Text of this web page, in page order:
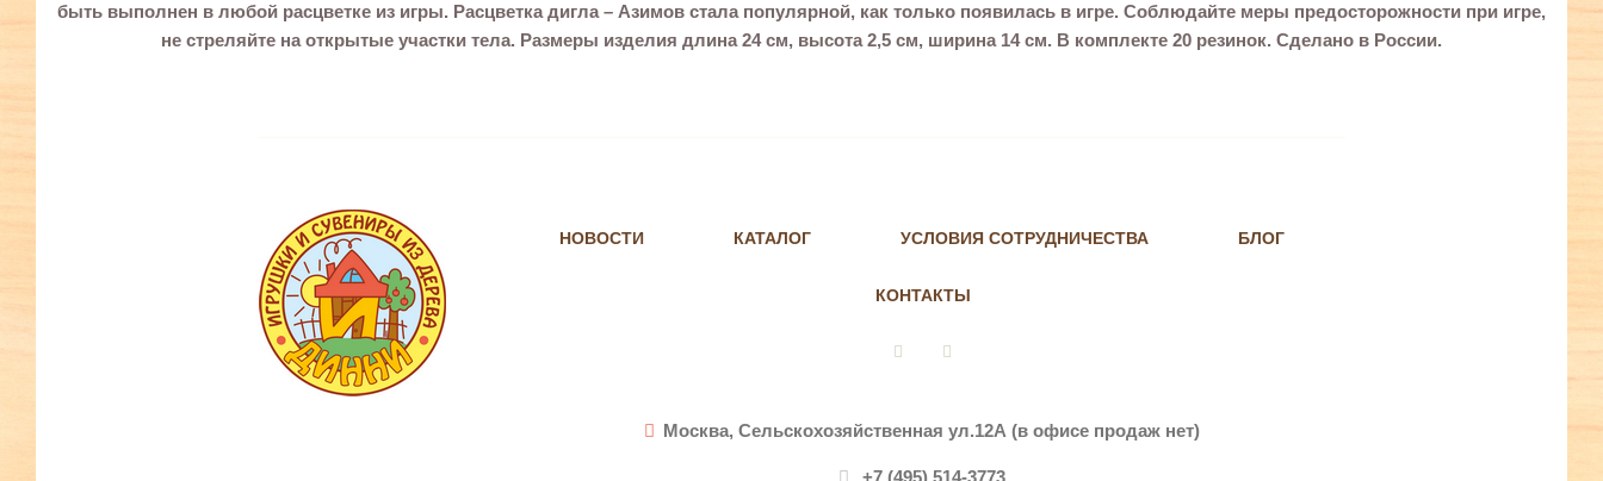
быть выполнен в любой расцветке из игры. Расцветка дигла – Азимов стала популярной, как только появилась в игре. Соблюдайте меры предосторожности при игре,
не стреляйте на открытые участки тела. Размеры изделия длина 24 см, высота 2,5 см, ширина 14 см. В комплекте 20 резинок. Сделано в России.
НОВОСТИ КАТАЛОГ УСЛОВИЯ СОТРУДНИЧЕСТВА БЛОГ
КОНТАКТЫ
Москва, Сельскохозяйственная ул.12А (в офисе продаж нет)
+7 (495) 514-3773